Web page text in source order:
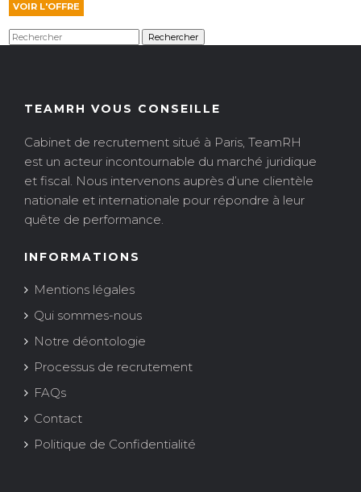
VOIR L'OFFRE
Rechercher
TEAMRH VOUS CONSEILLE
Cabinet de recrutement situé à Paris, TeamRH
est un acteur incontournable du marché juridique
et fiscal. Nous intervenons auprès d’une clientèle
nationale et internationale pour répondre à leur
quête de performance.
INFORMATIONS
Mentions légales
Qui sommes-nous
Notre déontologie
Processus de recrutement
FAQs
Contact
Politique de Confidentialité